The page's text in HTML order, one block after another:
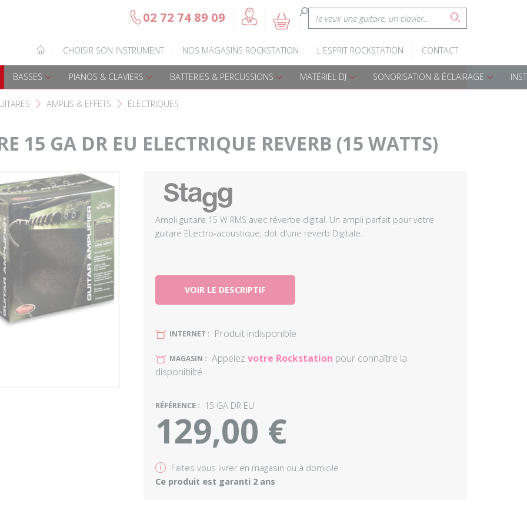
Guitares électriques
Amplis & effets
Accessoires guitares
Basses électriques
Amplis et effets
Claviers d'éveil
Pianos numériques Batteries
b02 72 74 89 09 @ 5
:
7 CHOISIR SON INSTRUMENT NOS MAGASINS ROCKSTATION L'ESPRIT ROCKSTATION CONTACT
BASSES PIANOS & CLAVIERS BATTERIES & PERCUSSIONS MATÉRIEL DJ SONORISATION & ÉCLAIRAGE
F AMPLIS & EFFETS F ÉLECTRIQUES
15 GA DR EU ELECTRIQUE REVERB (15 WATTS)
Ampli guitare 15 W RMS avec réverbe digital. Un ampli parfait pour votre
guitare ELectro-acoustique, dot d'une reverb Digitale.
VOIR LE DESCRIPTIF
U INTERNET : Produit indisponible
U MAGASIN : Appelez votre Rockstation pour connaître la
disponibilté
RÉFÉRENCE : 15 GA DR EU
129,00 €
v Faites vous livrer en magasin ou à domicile
Ce produit est garanti 2 ans